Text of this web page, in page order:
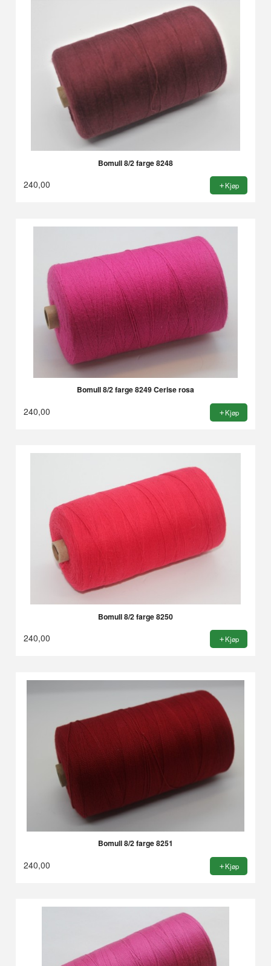
Bomull 8/2 farge 8248
240,00 Kjøp
Bomull 8/2 farge 8249 Cerise rosa
240,00 Kjøp
Bomull 8/2 farge 8250
240,00 Kjøp
Bomull 8/2 farge 8251
240,00 Kjøp